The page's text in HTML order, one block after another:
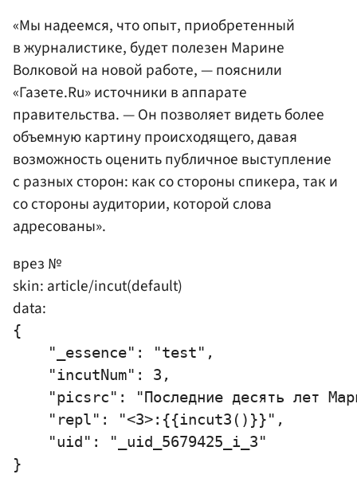
«Мы надеемся, что опыт, приобретенный
в журналистике, будет полезен Марине
Волковой на новой работе, — пояснили
«Газете.Ru» источники в аппарате
правительства. — Он позволяет видеть более
объемную картину происходящего, давая
возможность оценить публичное выступление
с разных сторон: как со стороны спикера, так и
со стороны аудитории, которой слова
адресованы».
врез №
skin: article/incut(default)
data:
{
    "_essence": "test",
    "incutNum": 3,
"picsrc": "Последние десять лет
    "repl": "<3>:{{incut3()}}",
    "uid": "_uid_5679425_i_3"